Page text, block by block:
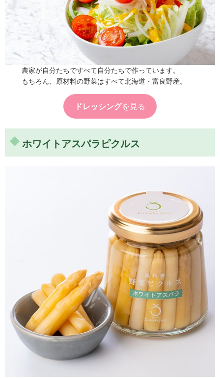
農家が自分たちですべて自分たちで作っています。
もちろん、原材料の野菜はすべて北海道・富良野産。
ドレッシングを見る
ホワイトアスパラピクルス